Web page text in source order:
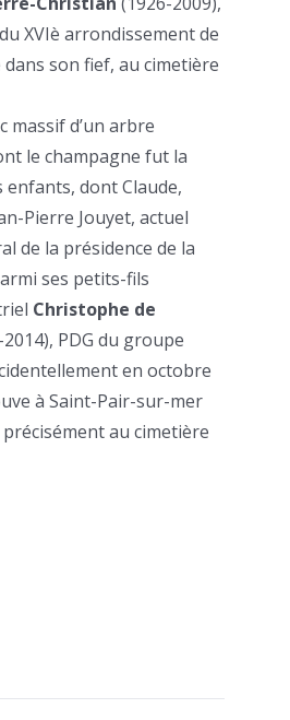
XVIè arrondissement de
son fief, au cimetière
massif d’un arbre
le champagne fut la
enfants, dont Claude,
Pierre Jouyet, actuel
de la présidence de la
ses petits-fils
Christophe de
PDG du groupe
en octobre
à Saint-Pair-sur-mer
au cimetière